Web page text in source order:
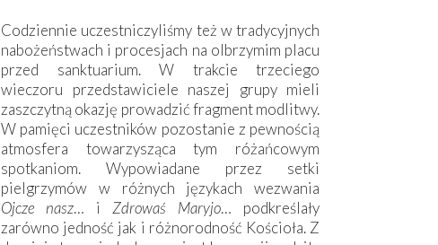
Codziennie uczestniczyliśmy też w tradycyjnych
nabożeństwach i procesjach na olbrzymim placu
przed sanktuarium. W trakcie trzeciego
wieczoru przedstawiciele naszej grupy mieli
zaszczytną okazję prowadzić fragment modlitwy.
W pamięci uczestników pozostanie z pewnością
atmosfera towarzysząca tym różańcowym
spotkaniom. Wypowiadane przez setki
pielgrzymów w różnych językach wezwania
Ojcze nasz… i Zdrowaś Maryjo… podkreślały
zarówno jedność jak i różnorodność Kościoła. Z